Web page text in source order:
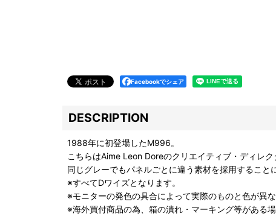
Facebookでシェア
DESCRIPTION
1988年に初登場したM996。
こちらはAime Leon Doreのクリエイティブ・ディレ
同じグレーでもパネルごとに違う素材を採用すること
※すべてDワイズとなります。
※モニターの発色の具合によって実際のものと色が異な
※海外買付商品の為、箱の潰れ・マーキング等がある場